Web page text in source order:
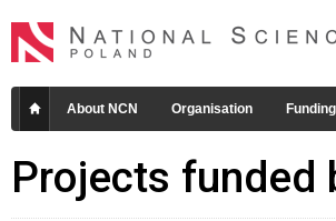
About NCN Organisation Funding
Projects funded